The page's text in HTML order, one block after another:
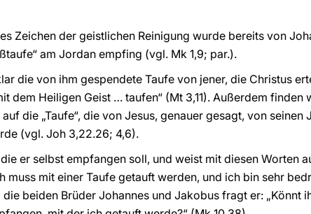
Zeichen der geistlichen Reinigung wurde bereits von
am Jordan empfing (vgl. Mk 1,9; par.).
die von ihm gespendete Taufe von jener, die Christus
dem Heiligen Geist … taufen“ (Mt 3,11). Außerdem finden
die „Taufe“, die von Jesus, genauer gesagt, von seinen
(vgl. Joh 3,22.26; 4,6).
er selbst empfangen soll, und weist mit diesen Worten
muss mit einer Taufe getauft werden, und ich bin sehr
beiden Brüder Johannes und Jakobus fragt er: „Könnt